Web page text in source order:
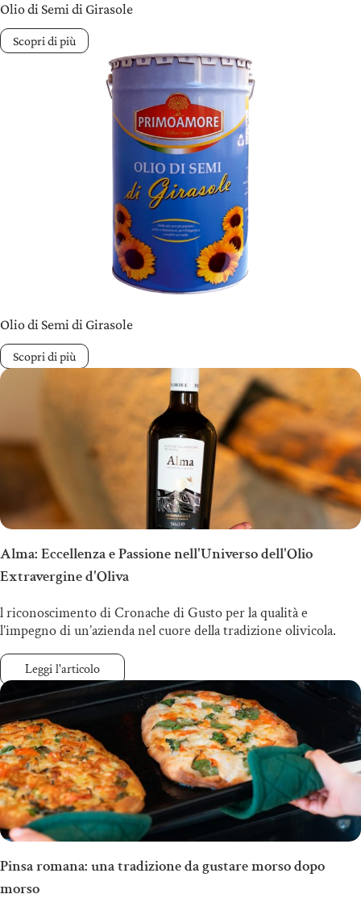
Olio di Semi di Girasole
Scopri di più
Olio di Semi di Girasole
Scopri di più
Alma: Eccellenza e Passione nell'Universo dell'Olio
Extravergine d'Oliva
l riconoscimento di Cronache di Gusto per la qualità e
l’impegno di un’azienda nel cuore della tradizione olivicola.
Leggi l'articolo
Pinsa romana: una tradizione da gustare morso dopo
morso